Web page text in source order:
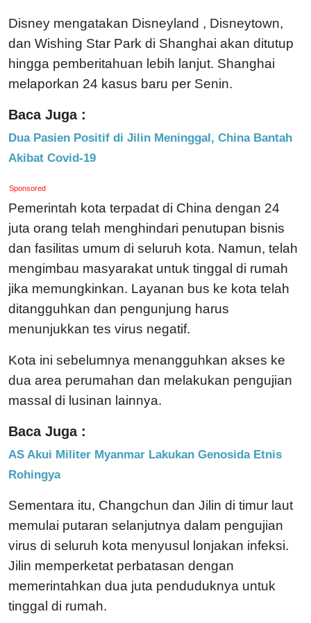
Disney mengatakan Disneyland , Disneytown,
dan Wishing Star Park di Shanghai akan ditutup
hingga pemberitahuan lebih lanjut. Shanghai
melaporkan 24 kasus baru per Senin.
Baca Juga :
Dua Pasien Positif di Jilin Meninggal, China Bantah
Akibat Covid-19
Sponsored
Pemerintah kota terpadat di China dengan 24
juta orang telah menghindari penutupan bisnis
dan fasilitas umum di seluruh kota. Namun, telah
mengimbau masyarakat untuk tinggal di rumah
jika memungkinkan. Layanan bus ke kota telah
ditangguhkan dan pengunjung harus
menunjukkan tes virus negatif.
Kota ini sebelumnya menangguhkan akses ke
dua area perumahan dan melakukan pengujian
massal di lusinan lainnya.
Baca Juga :
AS Akui Militer Myanmar Lakukan Genosida Etnis
Rohingya
Sementara itu, Changchun dan Jilin di timur laut
memulai putaran selanjutnya dalam pengujian
virus di seluruh kota menyusul lonjakan infeksi.
Jilin memperketat perbatasan dengan
memerintahkan dua juta penduduknya untuk
tinggal di rumah.